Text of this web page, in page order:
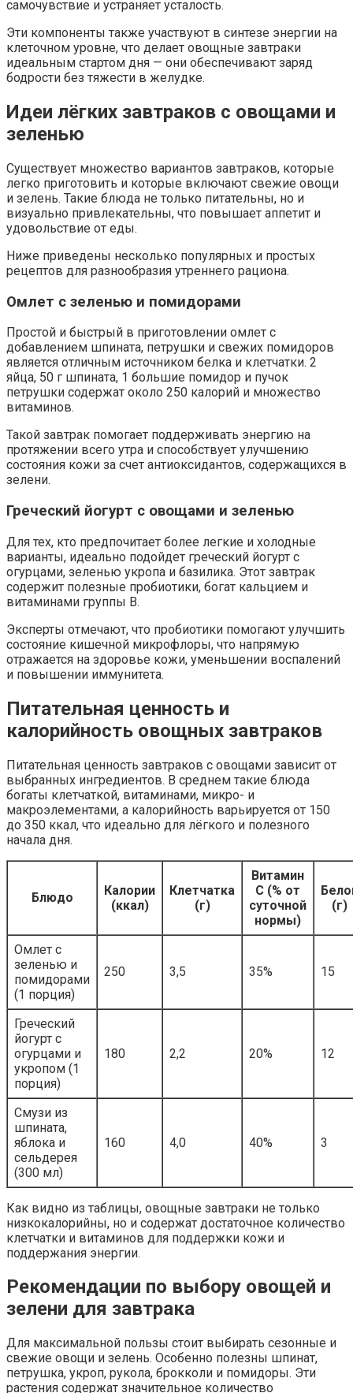
самочувствие и устраняет усталость.
Эти компоненты также участвуют в синтезе энергии на
клеточном уровне, что делает овощные завтраки
идеальным стартом дня — они обеспечивают заряд
бодрости без тяжести в желудке.
Идеи лёгких завтраков с овощами и
зеленью
Существует множество вариантов завтраков, которые
легко приготовить и которые включают свежие овощи
и зелень. Такие блюда не только питательны, но и
визуально привлекательны, что повышает аппетит и
удовольствие от еды.
Ниже приведены несколько популярных и простых
рецептов для разнообразия утреннего рациона.
Омлет с зеленью и помидорами
Простой и быстрый в приготовлении омлет с
добавлением шпината, петрушки и свежих помидоров
является отличным источником белка и клетчатки. 2
яйца, 50 г шпината, 1 большие помидор и пучок
петрушки содержат около 250 калорий и множество
витаминов.
Такой завтрак помогает поддерживать энергию на
протяжении всего утра и способствует улучшению
состояния кожи за счет антиоксидантов, содержащихся в
зелени.
Греческий йогурт с овощами и зеленью
Для тех, кто предпочитает более легкие и холодные
варианты, идеально подойдет греческий йогурт с
огурцами, зеленью укропа и базилика. Этот завтрак
содержит полезные пробиотики, богат кальцием и
витаминами группы B.
Эксперты отмечают, что пробиотики помогают улучшить
состояние кишечной микрофлоры, что напрямую
отражается на здоровье кожи, уменьшении воспалений
и повышении иммунитета.
Питательная ценность и
калорийность овощных завтраков
Питательная ценность завтраков с овощами зависит от
выбранных ингредиентов. В среднем такие блюда
богаты клетчаткой, витаминами, микро- и
макроэлементами, а калорийность варьируется от 150
до 350 ккал, что идеально для лёгкого и полезного
начала дня.
Блюдо
Калории
(ккал)
Клетчатка
(г)
Витамин
С (% от
суточной
нормы)
(г)
Омлет с
зеленью и
помидорами
(1 порция)
250 3,5 35% 15
Греческий
йогурт с
огурцами и
укропом (1
порция)
180 2,2 20% 12
Смузи из
шпината,
яблока и
сельдерея
(300 мл)
160 4,0 40% 3
Как видно из таблицы, овощные завтраки не только
низкокалорийны, но и содержат достаточное количество
клетчатки и витаминов для поддержки кожи и
поддержания энергии.
Рекомендации по выбору овощей и
зелени для завтрака
Для максимальной пользы стоит выбирать сезонные и
свежие овощи и зелень. Особенно полезны шпинат,
петрушка, укроп, рукола, брокколи и помидоры. Эти
растения содержат значительное количество